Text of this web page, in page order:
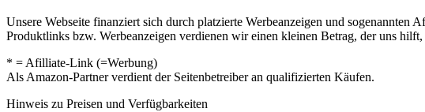
Unsere Webseite finanziert sich durch platzierte Werbeanzeigen und
Produktlinks bzw. Werbeanzeigen verdienen wir einen kleinen Betrag, der uns hilft,
* = Afilliate-Link (=Werbung)
Als Amazon-Partner verdient der Seitenbetreiber an qualifizierten Käufen.
Hinweis zu Preisen und Verfügbarkeiten